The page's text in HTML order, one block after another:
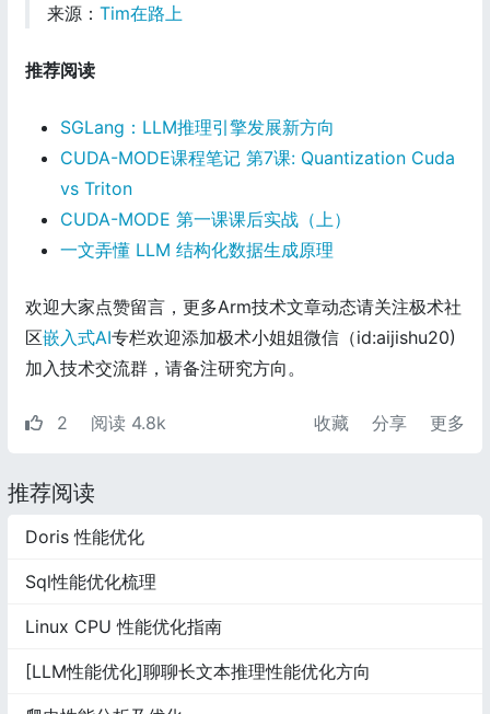
来源： Tim在路上
推荐阅读
SGLang：LLM推理引擎发展新方向
CUDA-MODE课程笔记 第7课: Quantization Cuda
vs Triton
CUDA-MODE 第一课课后实战（上）
一文弄懂 LLM 结构化数据生成原理
欢迎大家点赞留言，更多Arm技术文章动态请关注极术社
区嵌入式AI专栏欢迎添加极术小姐姐微信（id:aijishu20)
加入技术交流群，请备注研究方向。
2 阅读 4.8k 收藏 分享 更多
推荐阅读
Doris 性能优化
Sql性能优化梳理
​Linux CPU 性能优化指南
[LLM性能优化]聊聊长文本推理性能优化方向